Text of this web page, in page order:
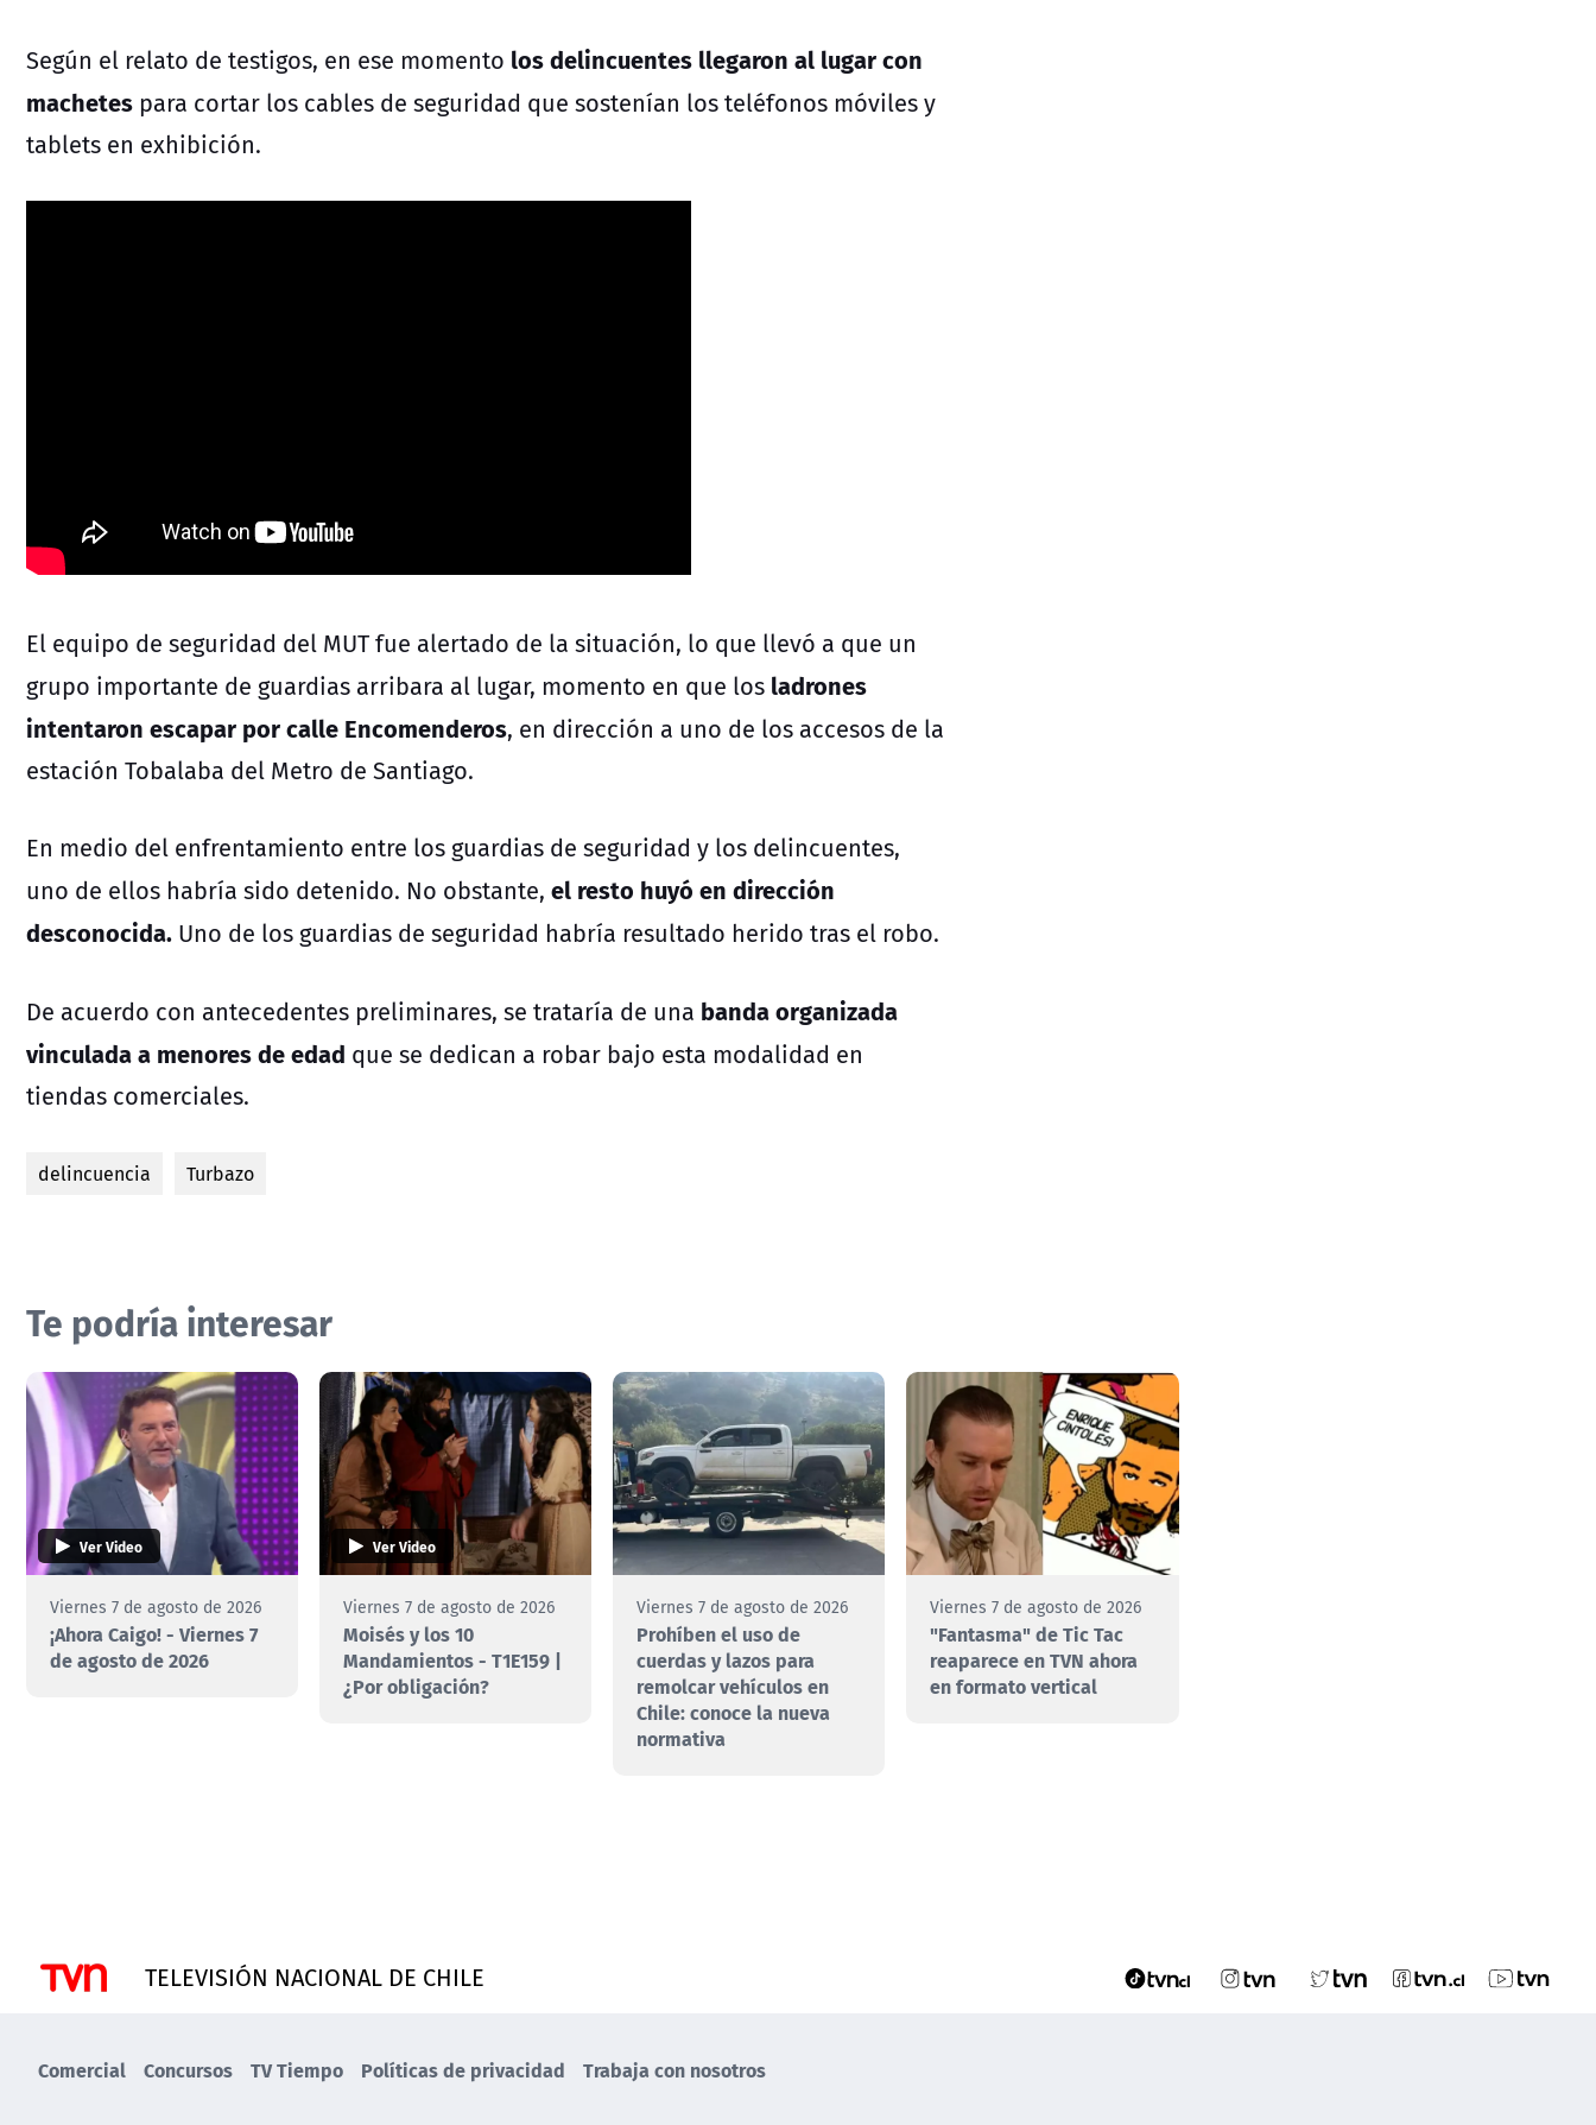
Según el relato de testigos, en ese momento los delincuentes llegaron al lugar con
machetes para cortar los cables de seguridad que sostenían los teléfonos móviles y
tablets en exhibición.
El equipo de seguridad del MUT fue alertado de la situación, lo que llevó a que un
grupo importante de guardias arribara al lugar, momento en que los ladrones
intentaron escapar por calle Encomenderos, en dirección a uno de los accesos de la
estación Tobalaba del Metro de Santiago.
En medio del enfrentamiento entre los guardias de seguridad y los delincuentes,
uno de ellos habría sido detenido. No obstante, el resto huyó en dirección
desconocida. Uno de los guardias de seguridad habría resultado herido tras el robo.
De acuerdo con antecedentes preliminares, se trataría de una banda organizada
vinculada a menores de edad que se dedican a robar bajo esta modalidad en
tiendas comerciales.
delincuencia Turbazo
Te podría interesar
Ver Video
Viernes 7 de agosto de 2026
¡Ahora Caigo! - Viernes 7
de agosto de 2026
Ver Video
Viernes 7 de agosto de 2026
Moisés y los 10
Mandamientos - T1E159 |
¿Por obligación?
Viernes 7 de agosto de 2026
Prohíben el uso de
cuerdas y lazos para
remolcar vehículos en
Chile: conoce la nueva
normativa
Viernes 7 de agosto de 2026
"Fantasma" de Tic Tac
reaparece en TVN ahora
en formato vertical
TELEVISIÓN NACIONAL DE CHILE
Comercial Concursos TV Tiempo Políticas de privacidad Trabaja con nosotros